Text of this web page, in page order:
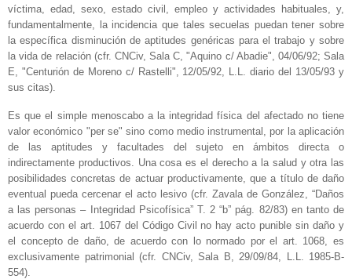
víctima, edad, sexo, estado civil, empleo y actividades habituales, y,
fundamentalmente, la incidencia que tales secuelas puedan tener sobre
la específica disminución de aptitudes genéricas para el trabajo y sobre
la vida de relación (cfr. CNCiv, Sala C, "Aquino c/ Abadie", 04/06/92; Sala
E, "Centurión de Moreno c/ Rastelli", 12/05/92, L.L. diario del 13/05/93 y
sus citas).
Es que el simple menoscabo a la integridad física del afectado no tiene
valor económico "per se" sino como medio instrumental, por la aplicación
de las aptitudes y facultades del sujeto en ámbitos directa o
indirectamente productivos. Una cosa es el derecho a la salud y otra las
posibilidades concretas de actuar productivamente, que a título de daño
eventual pueda cercenar el acto lesivo (cfr. Zavala de González, “Daños
a las personas – Integridad Psicofísica” T. 2 “b” pág. 82/83) en tanto de
acuerdo con el art. 1067 del Código Civil no hay acto punible sin daño y
el concepto de daño, de acuerdo con lo normado por el art. 1068, es
exclusivamente patrimonial (cfr. CNCiv, Sala B, 29/09/84, L.L. 1985-B-
554).